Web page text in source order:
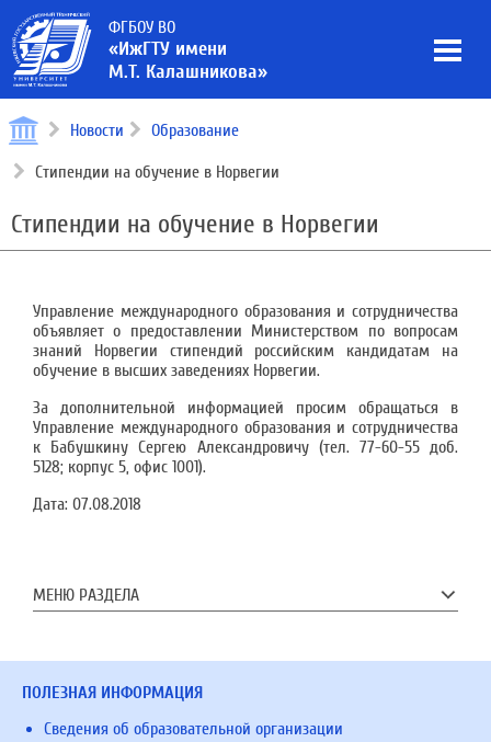
ФГБОУ ВО
«ИжГТУ имени
М.Т. Калашникова»
Новости Образование
Стипендии на обучение в Норвегии
Стипендии на обучение в Норвегии
Управление международного образования и сотрудничества
объявляет о предоставлении Министерством по вопросам
знаний Норвегии стипендий российским кандидатам на
обучение в высших заведениях Норвегии.
За дополнительной информацией просим обращаться в
Управление международного образования и сотрудничества
к Бабушкину Сергею Александровичу (тел. 77-60-55 доб.
5128; корпус 5, офис 1001).
Дата: 07.08.2018
МЕНЮ РАЗДЕЛА
ПОЛЕЗНАЯ ИНФОРМАЦИЯ
Сведения об образовательной организации